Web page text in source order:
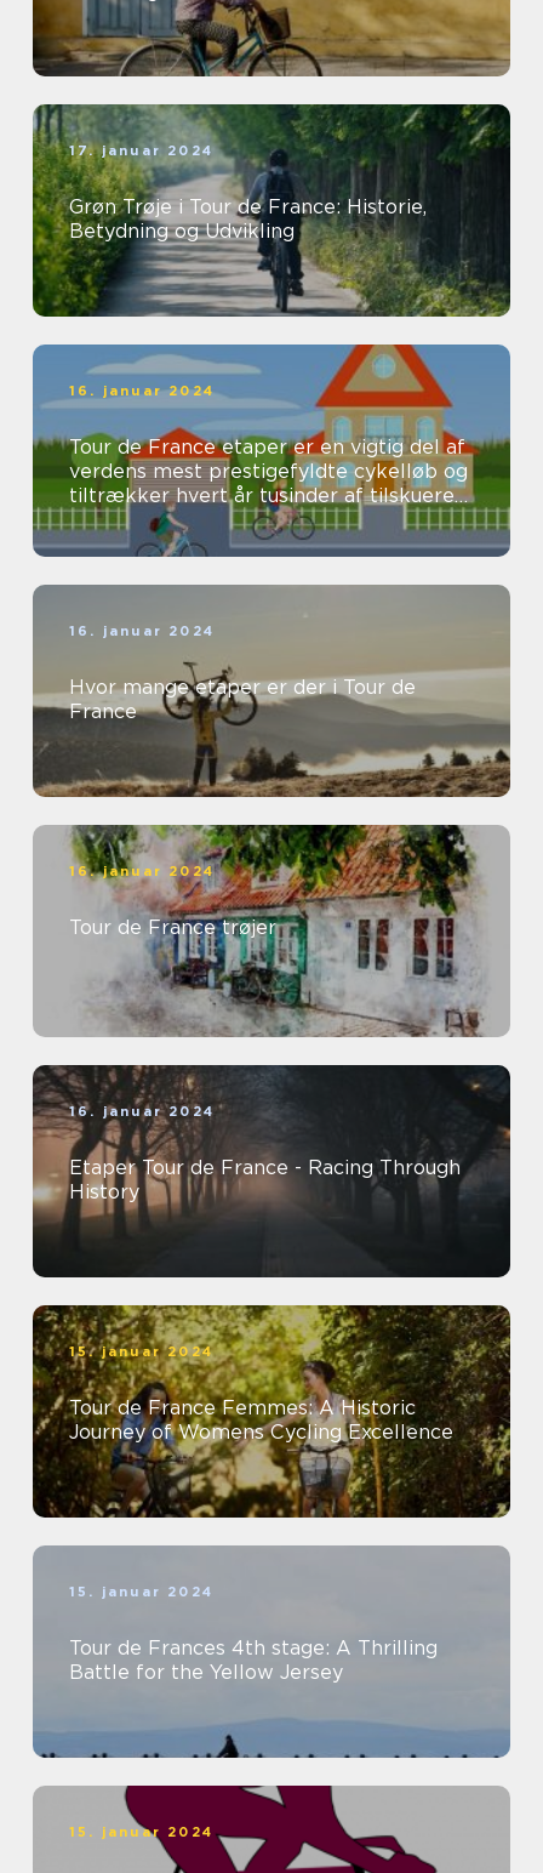
17. januar 2024
Grøn Trøje i Tour de France: Historie,
Betydning og Udvikling
16. januar 2024
Tour de France etaper er en vigtig del af
verdens mest prestigefyldte cykelløb og
tiltrækker hvert år tusinder af tilskuere
og seere fra hele verden...
16. januar 2024
Hvor mange etaper er der i Tour de
France
16. januar 2024
Tour de France trøjer
16. januar 2024
Etaper Tour de France - Racing Through
History
15. januar 2024
Tour de France Femmes: A Historic
Journey of Womens Cycling Excellence
15. januar 2024
Tour de Frances 4th stage: A Thrilling
Battle for the Yellow Jersey
15. januar 2024